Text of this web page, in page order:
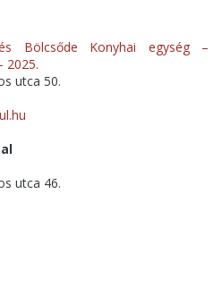
Bölcsőde Konyhai egység –
2025.
utca 50.
utca 46.